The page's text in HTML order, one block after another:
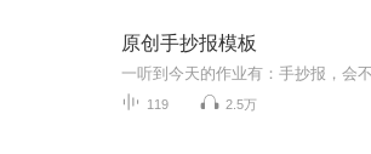
原创手抄报模板
119 2.5万